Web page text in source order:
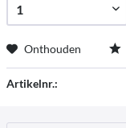
Onthouden
Artikelnr.: